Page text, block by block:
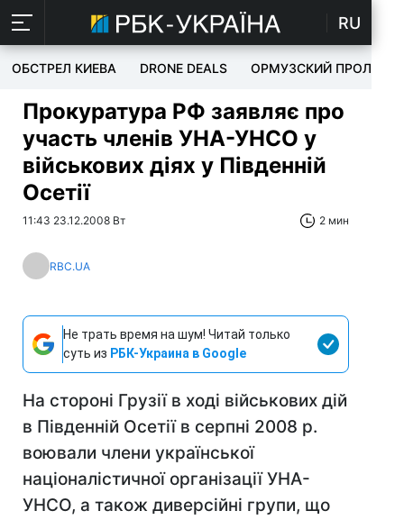
RU
ОБСТРЕЛ КИЕВА DRONE DEALS ОРМУЗСКИЙ ПРОЛИВ
Прокуратура РФ заявляє про
участь членів УНА-УНСО у
військових діях у Південній
Осетії
11:43 23.12.2008 Вт 2 мин
RBC.UA
Не трать время на шум! Читай только
суть из РБК-Украина в Google
На стороні Грузії в ході військових дій
в Південній Осетії в серпні 2008 р.
воювали члени української
націоналістичної організації УНА-
УНСО, а також диверсійні групи, що